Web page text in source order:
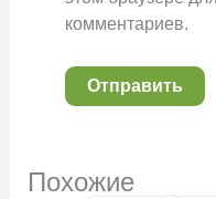
комментариев.
Похожие